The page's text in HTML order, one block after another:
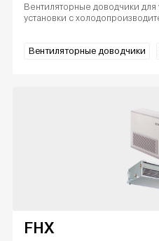
Вентиляторные доводчики
установки с
Вентиляторные доводчики
FHX